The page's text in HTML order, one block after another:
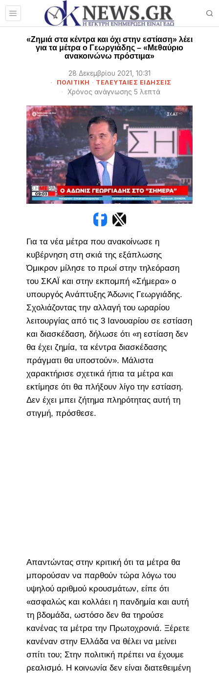
«Ζημιά στα κέντρα και όχι στην εστίαση» λέει
για τα μέτρα ο Γεωργιάδης – «Μεθαύριο
ανακοινώνω πρόστιμα»
28 Δεκεμβρίου 2021, 10:31
ΠΟΛΙΤΙΚΗ · ΤΕΛΕΥΤΑΙΕΣ ΕΙΔΗΣΕΙΣ
Χρόνος ανάγνωσης 5 λεπτά
Για τα νέα μέτρα που ανακοίνωσε η
κυβέρνηση στη σκιά της εξάπλωσης
Όμικρον μίλησε το πρωί στην τηλεόραση
του ΣΚΑΪ και στην εκπομπή «Σήμερα» ο
υπουργός Ανάπτυξης Άδωνις Γεωργιάδης.
Σχολιάζοντας την αλλαγή του ωραρίου
λειτουργίας από τις 3 Ιανουαρίου σε εστίαση
και διασκέδαση, δήλωσε ότι «η εστίαση δεν
θα έχει ζημία, τα κέντρα διασκέδασης
πράγματι θα υποστούν». Μάλιστα
χαρακτήρισε σχετικά ήπια τα μέτρα και
εκτίμησε ότι θα πλήξουν λίγο την εστίαση.
Δεν έχει μπει ζήτημα πληρότητας αυτή τη
στιγμή, πρόσθεσε.
Απαντώντας στην κριτική ότι τα μέτρα θα
μπορούσαν να παρθούν τώρα λόγω του
υψηλού αριθμού κρουσμάτων, είπε ότι
«ασφαλώς και κολλάει η πανδημία και αυτή
τη βδομάδα, ωστόσο δεν θα τηρούσε
κανένας τα μέτρα την Πρωτοχρονιά. Ξέρετε
κανέναν στην Ελλάδα να θέλει να μείνει
σπίτι του; Στην πολιτική πρέπει να έχουμε
ρεαλισμό. Η κοινωνία δεν είναι διατεθειμένη